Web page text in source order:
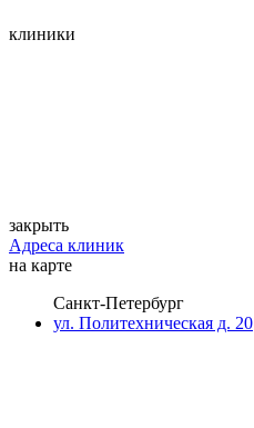
клиники
закрыть
Адреса клиник
на карте
Санкт-Петербург
ул. Политехническая д. 20